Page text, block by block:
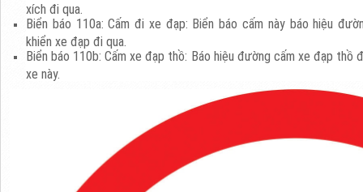
xích đi qua.
Biển báo 110a: Cấm đi xe đạp: Biển báo cấm này báo hiệu
khiển xe đạp đi qua.
Biển báo 110b: Cấm xe đạp thồ: Báo hiệu đường cấm xe đạp thồ
xe này.